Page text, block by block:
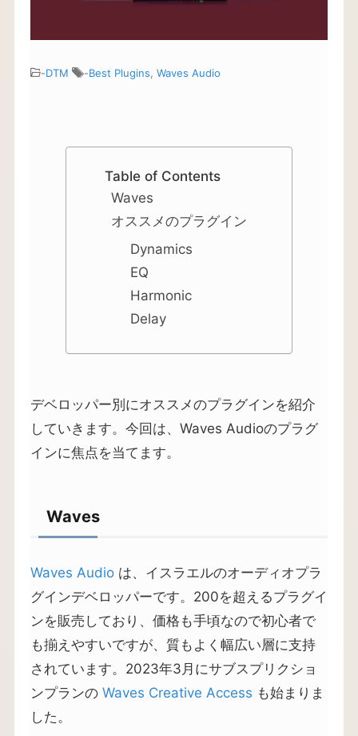
-DTM -Best Plugins Waves Audio
Table of Contents
Waves
オススメのプラグイン
Dynamics
EQ
Harmonic
Delay
デベロッパー別にオススメのプラグインを紹介
していきます。今回は、Waves Audioのプラグ
インに焦点を当てます。
Waves
Waves Audioは、イスラエルのオーディオプラ
グインデベロッパーです。200を超えるプラグイ
ンを販売しており、価格も手頃なので初心者で
も揃えやすいですが、質もよく幅広い層に支持
されています。2023年3月にサブスプリクショ
ンプランの Waves Creative Access も始まりま
した。